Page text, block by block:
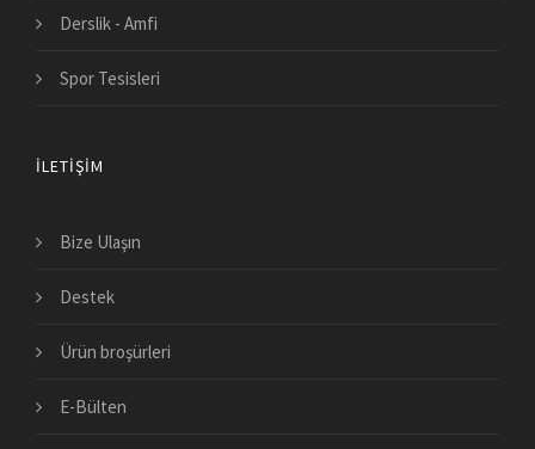
Derslik - Amfi
Spor Tesisleri
İLETIŞIM
Bize Ulaşın
Destek
Ürün broşürleri
E-Bülten